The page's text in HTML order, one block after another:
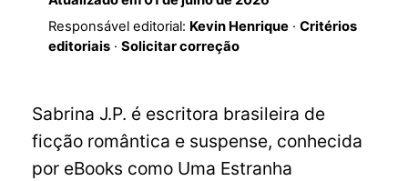
Responsável editorial: Kevin Henrique· Critérios
editoriais· Solicitar correção
Sabrina J.P. é escritora brasileira de
ficção romântica e suspense, conhecida
por eBooks como Uma Estranha